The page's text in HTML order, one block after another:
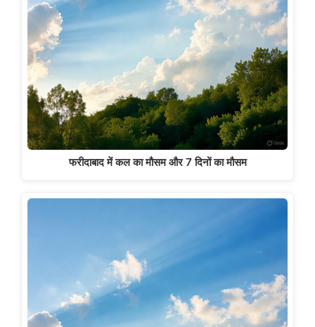
फरीदाबाद में कल का मौसम और 7 दिनों का मौसम